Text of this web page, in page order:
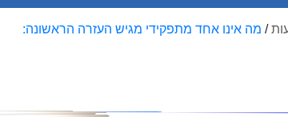
/ מה אינו אחד מתפקידי מגיש העזרה הראשונה: